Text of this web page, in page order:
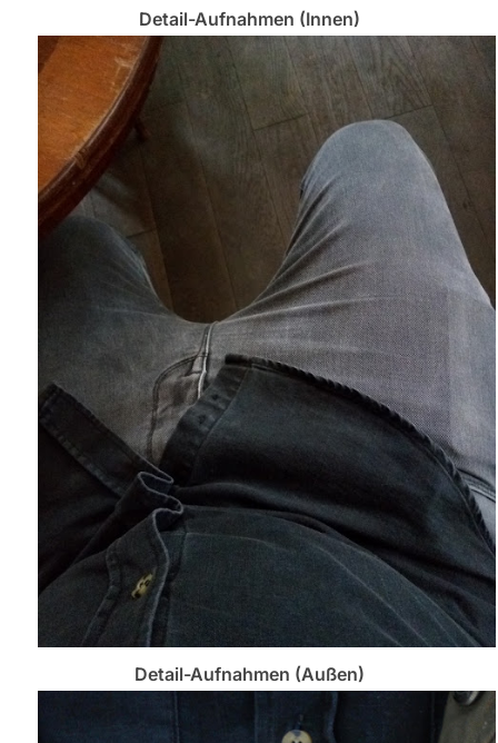
Detail-Aufnahmen (Innen)
Detail-Aufnahmen (Außen)